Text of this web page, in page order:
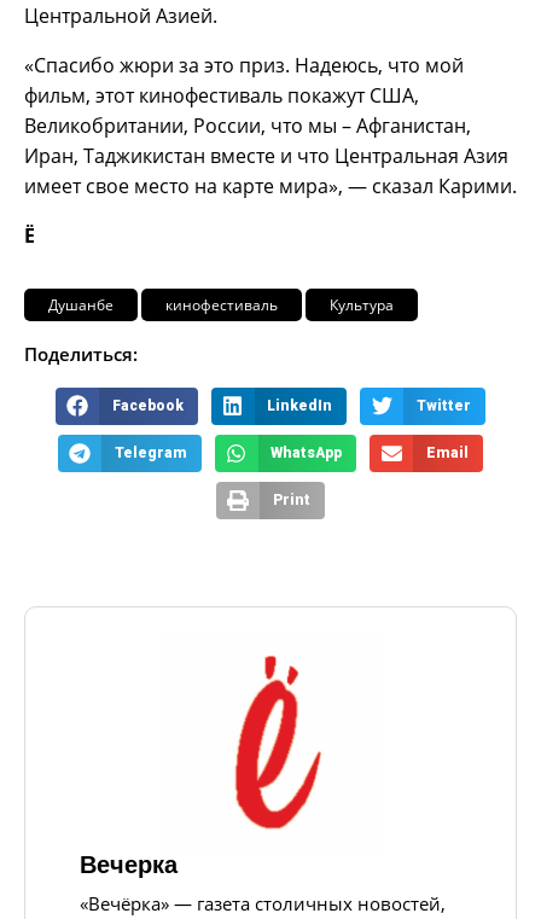
Центральной Азией.
«Спасибо жюри за это приз. Надеюсь, что мой
фильм, этот кинофестиваль покажут США,
Великобритании, России, что мы – Афганистан,
Иран, Таджикистан вместе и что Центральная Азия
имеет свое место на карте мира», — сказал Карими.
Ё
Душанбе кинофестиваль Культура
Поделиться:
Facebook LinkedIn Twitter
Telegram WhatsApp Email
Print
Вечерка
«Вечёрка» — газета столичных новостей,